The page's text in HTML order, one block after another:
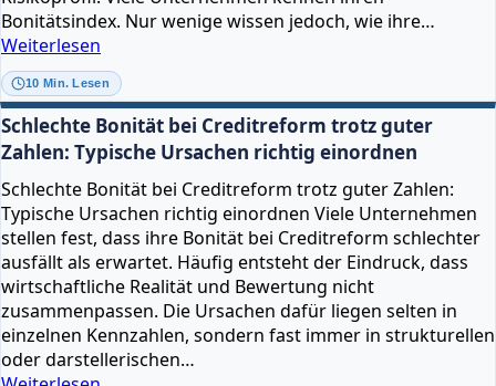
Bonitätsindex. Nur wenige wissen jedoch, wie ihre…
Weiterlesen
Auskunft
richtig
lesen:
So
entscheiden
Banken
und
Lieferanten
wirklich
10 Min. Lesen
Schlechte Bonität bei Creditreform trotz guter
Zahlen: Typische Ursachen richtig einordnen
Schlechte Bonität bei Creditreform trotz guter Zahlen:
Typische Ursachen richtig einordnen Viele Unternehmen
stellen fest, dass ihre Bonität bei Creditreform schlechter
ausfällt als erwartet. Häufig entsteht der Eindruck, dass
wirtschaftliche Realität und Bewertung nicht
zusammenpassen. Die Ursachen dafür liegen selten in
einzelnen Kennzahlen, sondern fast immer in strukturellen
oder darstellerischen…